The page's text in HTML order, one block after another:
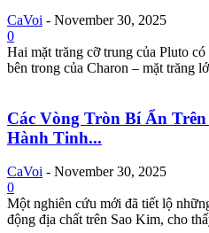
CaVoi - November 30, 2025
0
Hai mặt trăng cỡ trung của Pluto
bên trong của Charon – mặt trăng
Các Vòng Tròn Bí Ẩn
Hành Tinh...
CaVoi - November 30, 2025
0
Một nghiên cứu mới đã tiết lộ
động địa chất trên Sao Kim, cho